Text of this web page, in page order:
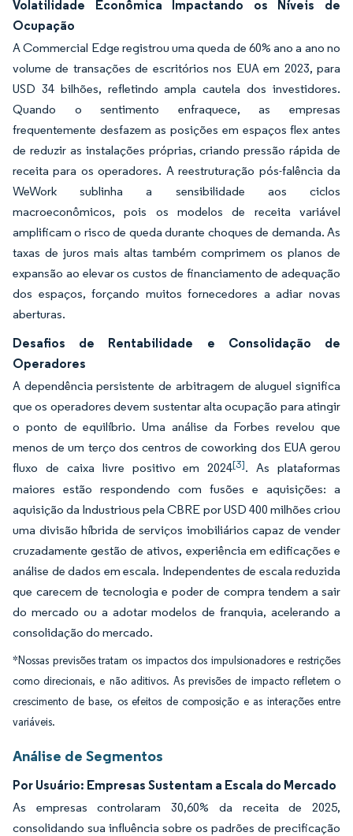
Volatilidade Econômica Impactando os Níveis de
Ocupação
A Commercial Edge registrou uma queda de 60% ano a ano no
volume de transações de escritórios nos EUA em 2023, para
USD 34 bilhões, refletindo ampla cautela dos investidores.
Quando o sentimento enfraquece, as empresas
frequentemente desfazem as posições em espaços flex antes
de reduzir as instalações próprias, criando pressão rápida de
receita para os operadores. A reestruturação pós-falência da
WeWork sublinha a sensibilidade aos ciclos
macroeconômicos, pois os modelos de receita variável
amplificam o risco de queda durante choques de demanda. As
taxas de juros mais altas também comprimem os planos de
expansão ao elevar os custos de financiamento de adequação
dos espaços, forçando muitos fornecedores a adiar novas
aberturas.
Desafios de Rentabilidade e Consolidação de
Operadores
A dependência persistente de arbitragem de aluguel significa
que os operadores devem sustentar alta ocupação para atingir
o ponto de equilíbrio. Uma análise da Forbes revelou que
menos de um terço dos centros de coworking dos EUA gerou
fluxo de caixa livre positivo em 2024[3]. As plataformas
maiores estão respondendo com fusões e aquisições: a
aquisição da Industrious pela CBRE por USD 400 milhões criou
uma divisão híbrida de serviços imobiliários capaz de vender
cruzadamente gestão de ativos, experiência em edificações e
análise de dados em escala. Independentes de escala reduzida
que carecem de tecnologia e poder de compra tendem a sair
do mercado ou a adotar modelos de franquia, acelerando a
consolidação do mercado.
*Nossas previsões tratam os impactos dos impulsionadores e restrições
como direcionais, e não aditivos. As previsões de impacto refletem o
crescimento de base, os efeitos de composição e as interações entre
variáveis.
Análise de Segmentos
Por Usuário: Empresas Sustentam a Escala do Mercado
As empresas controlaram 30,60% da receita de 2025,
consolidando sua influência sobre os padrões de precificação